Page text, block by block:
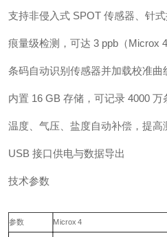
支持非侵入式 SPOT 传感器、针
痕量级检测，可达 3 ppb（Microx 4
条码自动识别传感器并加载校准曲
内置 16 GB 存储，可记录 4000 万
温度、气压、盐度自动补偿，提高
USB 接口供电与数据导出
技术参数
参数 Microx 4